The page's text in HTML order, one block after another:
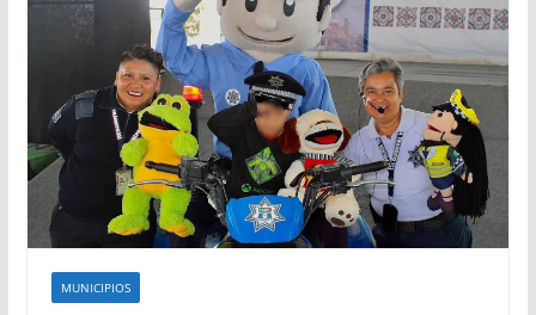
MUNICIPIOS